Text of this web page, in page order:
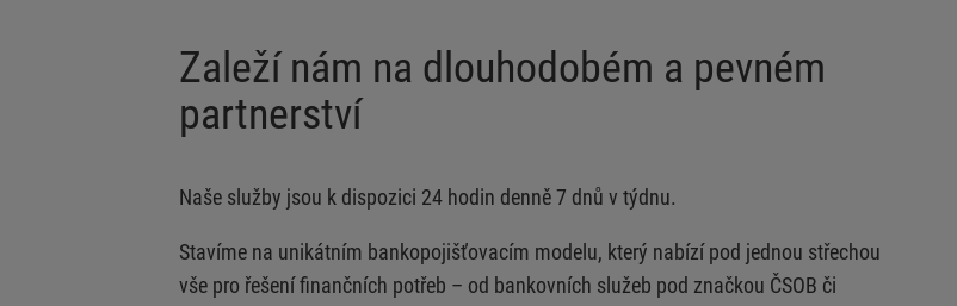
Zaleží nám na dlouhodobém a pevném
partnerství
Naše služby jsou k dispozici 24 hodin denně 7 dnů v týdnu.
Stavíme na unikátním bankopojišťovacím modelu, který nabízí pod jednou střechou
vše pro řešení finančních potřeb – od bankovních služeb pod značkou ČSOB či